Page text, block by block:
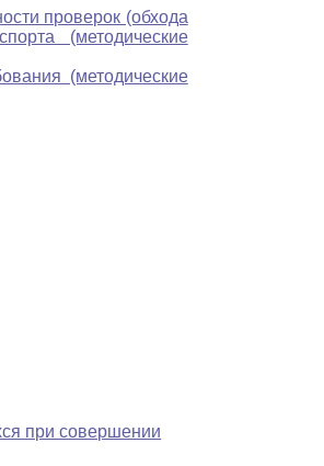
проверок (обхода
(методические
(методические
при совершении